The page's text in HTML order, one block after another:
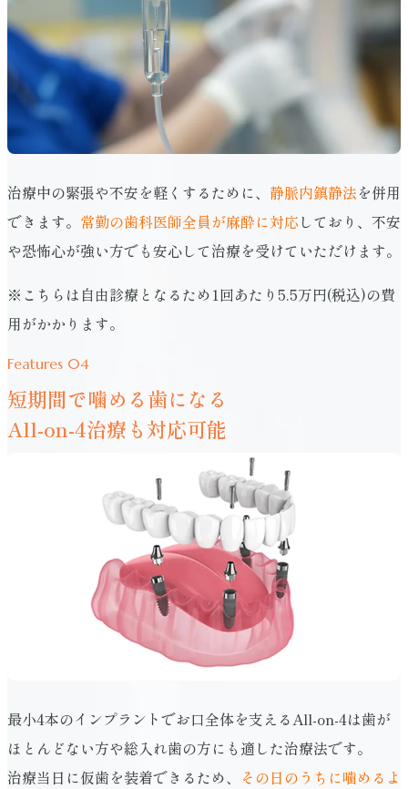
治療中の緊張や不安を軽くするために、 静脈内鎮静法を併用
できます。 常勤の歯科医師全員が麻酔に対応しており、不安
や恐怖心が強い方でも安心して治療を受けていただけます。
※こちらは自由診療となるため1回あたり5.5万円(税込)の費
用がかかります。
Features 04
短期間で噛める歯になる
All-on-4治療も対応可能
最小4本のインプラントでお口全体を支えるAll-on-4は歯が
ほとんどない方や総入れ歯の方にも適した治療法です。
治療当日に仮歯を装着できるため、 その日のうちに噛めるよ